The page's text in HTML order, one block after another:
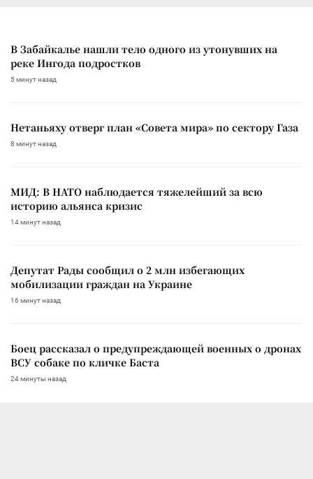
В Забайкалье нашли тело одного из утонувших на
реке Ингода подростков
5 минут назад
Нетаньяху отверг план «Совета мира» по сектору Газа
8 минут назад
МИД: В НАТО наблюдается тяжелейший за всю
историю альянса кризис
14 минут назад
Депутат Рады сообщил о 2 млн избегающих
мобилизации граждан на Украине
16 минут назад
Боец рассказал о предупреждающей военных о дронах
ВСУ собаке по кличке Баста
24 минуты назад